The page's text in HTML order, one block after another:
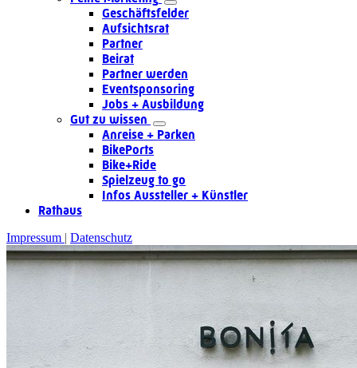
Geschäftsfelder
Aufsichtsrat
Partner
Beirat
Partner werden
Eventsponsoring
Jobs + Ausbildung
Gut zu wissen
Anreise + Parken
BikePorts
Bike+Ride
Spielzeug to go
Infos Aussteller + Künstler
Rathaus
Impressum Datenschutz